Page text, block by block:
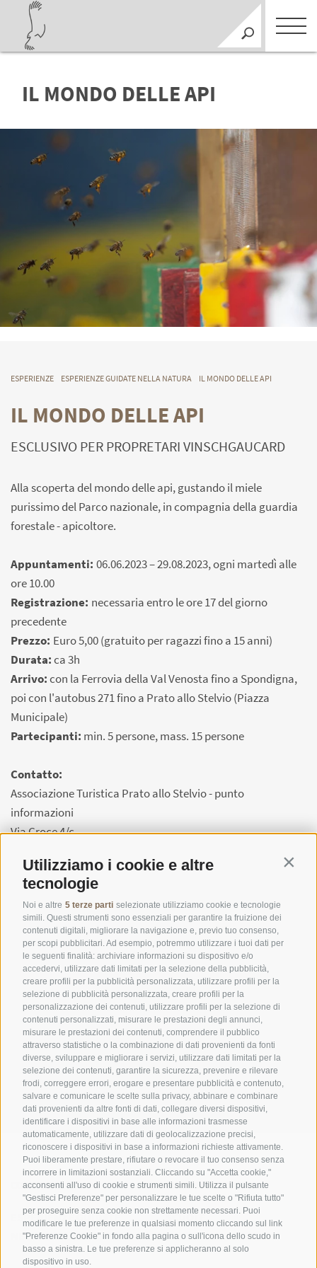
Utilizziamo i cookie e altre
tecnologie
Noi e altre 5 terze parti selezionate utilizziamo cookie e tecnologie
simili. Questi strumenti sono essenziali per garantire la fruizione dei
contenuti digitali, migliorare la navigazione e, previo tuo consenso,
per scopi pubblicitari. Ad esempio, potremmo utilizzare i tuoi dati per
le seguenti finalità: archiviare informazioni su dispositivo e/o
accedervi, utilizzare dati limitati per la selezione della pubblicità,
creare profili per la pubblicità personalizzata, utilizzare profili per la
selezione di pubblicità personalizzata, creare profili per la
personalizzazione dei contenuti, utilizzare profili per la selezione di
contenuti personalizzati, misurare le prestazioni degli annunci,
misurare le prestazioni dei contenuti, comprendere il pubblico
attraverso statistiche o la combinazione di dati provenienti da fonti
diverse, sviluppare e migliorare i servizi, utilizzare dati limitati per la
selezione dei contenuti, garantire la sicurezza, prevenire e rilevare
frodi, correggere errori, erogare e presentare pubblicità e contenuto,
salvare e comunicare le scelte sulla privacy, abbinare e combinare
dati provenienti da altre fonti di dati, collegare diversi dispositivi,
identificare i dispositivi in base alle informazioni trasmesse
automaticamente, utilizzare dati di geolocalizzazione precisi,
riconoscere i dispositivi in base a informazioni richieste attivamente.
Puoi liberamente prestare, rifiutare o revocare il tuo consenso senza
incorrere in limitazioni sostanziali. Cliccando su "Accetta cookie,"
acconsenti all'uso di cookie e strumenti simili. Utilizza il pulsante
"Gestisci Preferenze" per personalizzare le tue scelte o "Rifiuta tutto"
per proseguire senza cookie non strettamente necessari. Puoi
modificare le tue preferenze in qualsiasi momento cliccando sul link
"Preferenze Cookie" in fondo alla pagina o sull'icona dello scudo in
basso a sinistra. Le tue preferenze si applicheranno al solo
dispositivo in uso.
IL MONDO DELLE API
ESPERIENZE ESPERIENZE GUIDATE NELLA NATURA IL MONDO DELLE API
IL MONDO DELLE API
ESCLUSIVO PER PROPRETARI VINSCHGAUCARD
Alla scoperta del mondo delle api, gustando il miele
purissimo del Parco nazionale, in compagnia della guardia
forestale - apicoltore.
Appuntamenti: 06.06.2023 – 29.08.2023, ogni martedì alle
ore 10.00
Registrazione: necessaria entro le ore 17 del giorno
precedente
Prezzo: Euro 5,00 (gratuito per ragazzi fino a 15 anni)
Durata:ca 3h
Arrivo:con la Ferrovia della Val Venosta fino a Spondigna,
poi con l'autobus 271 fino a Prato allo Stelvio (Piazza
Municipale)
Partecipanti: min. 5 persone, mass. 15 persone
Contatto:
Associazione Turistica Prato allo Stelvio - punto
informazioni
Via Croce 4/c
Tel. 0473 61 60 34
office@prad.info
UFFICIO PER IL PARCO NAZIONALE DELLO STELVIO
SOCIAL MEDIA POLICY | CREDITS | MAPPA DEL SITO | COOKIE POLICY | PRIVACY
Preferenze Cookies
CONTATTI CENTRI VISITATORI
ESPERIENZE GUIDATE
NELLA NATURA
SCUOLE